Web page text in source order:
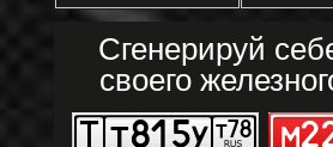
Сгенерируй
своего